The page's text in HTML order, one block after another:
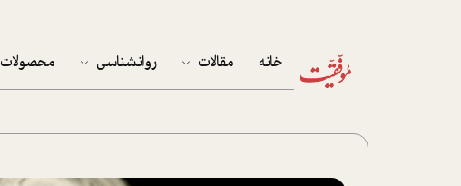
خانه مقالات روانشناسی محصولات